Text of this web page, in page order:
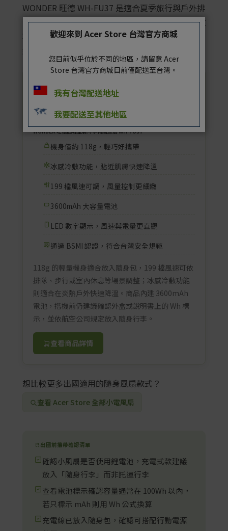
WONDER 旺德 WH-FU37 是適合夏季旅行與戶外排
隊使用的選擇。機身重量僅約 118g，搭配冰感冷敷
功能與 199 檔風速調節，可依環境溫度與體感需求
輕量製冷首選
WONDER 旺德超輕量製冷手持高速扇 WH-FU37
機身僅約 118g，輕巧好攜帶
冰感冷敷功能，貼近肌膚快速降溫
199 檔風速可調，風量控制更細緻
3600mAh 大容量電池
LED 數字顯示，風速與電量更直觀
通過 BSMI 認證，符合台灣安全規範
118g 的輕量機身適合放入隨身包，199 檔風速可依
排隊、步行或室內休息等場景調整；冰感冷敷功能
則適合在炎熱戶外快速降溫。商品內建 3600mAh
電池，搭機前仍建議確認外盒或說明書上的 Wh 標
示，並依航空公司規定放入隨身行李。
查看商品詳情
想比較更多出國適用的隨身風扇款式？
查看 Acer Store 全部小電風扇
出國前攜帶確認清單
確認小風扇是否使用鋰電池，充電式款建議
放入「隨身行李」而非託運行李
查看電池標示確認容量通常在 100Wh 以內，
若只標示 mAh 則用 Wh 公式換算
充電線已放入隨身包，確認可搭配行動電源
歡迎來到 Acer Store 台灣官方商城
您目前似乎位於不同的地區，請留意 Acer
Store 台灣官方商城目前僅配送至台灣。
我有台灣配送地址
我要配送至其他地區